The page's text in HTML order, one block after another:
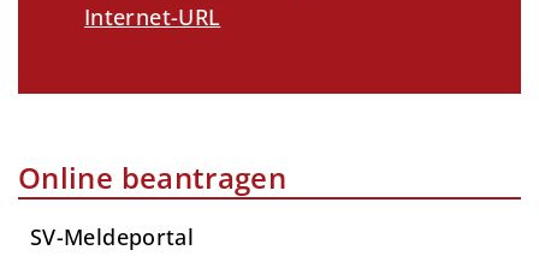
Internet-URL
Online beantragen
SV-Meldeportal